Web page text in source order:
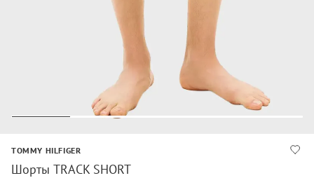
TOMMY HILFIGER
Шорты TRACK SHORT